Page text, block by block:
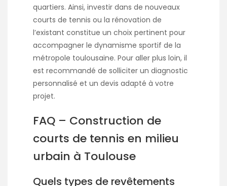
quartiers. Ainsi, investir dans de nouveaux
courts de tennis ou la rénovation de
l’existant constitue un choix pertinent pour
accompagner le dynamisme sportif de la
métropole toulousaine. Pour aller plus loin, il
est recommandé de solliciter un diagnostic
personnalisé et un devis adapté à votre
projet.
FAQ – Construction de
courts de tennis en milieu
urbain à Toulouse
Quels types de revêtements